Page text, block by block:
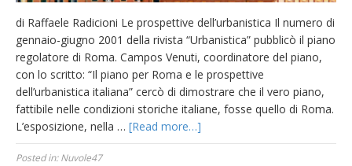
di Raffaele Radicioni Le prospettive dell’urbanistica Il numero di
gennaio-giugno 2001 della rivista “Urbanistica” pubblicò il piano
regolatore di Roma. Campos Venuti, coordinatore del piano,
con lo scritto: “Il piano per Roma e le prospettive
dell’urbanistica italiana” cercò di dimostrare che il vero piano,
fattibile nelle condizioni storiche italiane, fosse quello di Roma.
L’esposizione, nella … [Read more…]
Posted in:Nuvole47